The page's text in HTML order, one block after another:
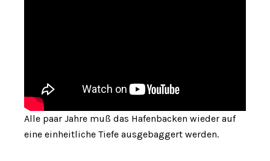
Alle paar Jahre muß das Hafenbacken wieder auf
eine einheitliche Tiefe ausgebaggert werden.